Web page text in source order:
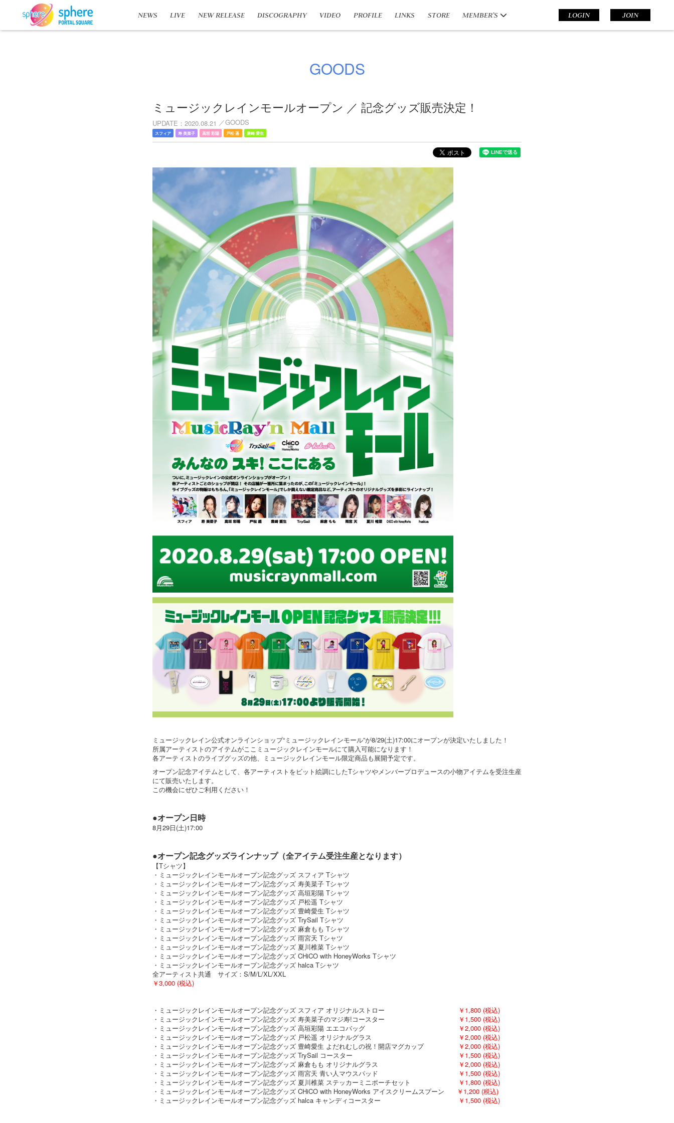
NEWS LIVE NEW RELEASE DISCOGRAPHY VIDEO PROFILE LINKS STORE MEMBER’S LOGIN JOIN
GOODS
ミュージックレインモールオープン ／ 記念グッズ販売決定！
UPDATE 2020.08.21 GOODS
スフィア 寿 美菜子 高垣 彩陽 戸松 遥 豊崎 愛生
ミュージックレイン公式オンラインショップ“ミュージックレインモール”が8/29(土)17:00にオープンが決定いたしました！
所属アーティストのアイテムがここミュージックレインモールにて購入可能になります！
各アーティストのライブグッズの他、ミュージックレインモール限定商品も展開予定です。
オープン記念アイテムとして、各アーティストをビット絵調にしたTシャツやメンバープロデュースの小物アイテムを受注生産
にて販売いたします。
この機会にぜひご利用ください！
●オープン日時
8月29日(土)17:00
●オープン記念グッズラインナップ（全アイテム受注生産となります）
【Tシャツ】
・ミュージックレインモールオープン記念グッズ スフィア Tシャツ
・ミュージックレインモールオープン記念グッズ 寿美菜子 Tシャツ
・ミュージックレインモールオープン記念グッズ 高垣彩陽 Tシャツ
・ミュージックレインモールオープン記念グッズ 戸松遥 Tシャツ
・ミュージックレインモールオープン記念グッズ 豊崎愛生 Tシャツ
・ミュージックレインモールオープン記念グッズ TrySail Tシャツ
・ミュージックレインモールオープン記念グッズ 麻倉もも Tシャツ
・ミュージックレインモールオープン記念グッズ 雨宮天 Tシャツ
・ミュージックレインモールオープン記念グッズ 夏川椎菜 Tシャツ
・ミュージックレインモールオープン記念グッズ CHiCO with HoneyWorks Tシャツ
・ミュージックレインモールオープン記念グッズ halca Tシャツ
全アーティスト共通 サイズ：S/M/L/XL/XXL
￥3,000 (税込)
・ミュージックレインモールオープン記念グッズ スフィア オリジナルストロー
￥1,800 (税込)
・ミュージックレインモールオープン記念グッズ 寿美菜子のマジ寿!コースター
￥1,500 (税込)
・ミュージックレインモールオープン記念グッズ 高垣彩陽 エエコバッグ
￥2,000 (税込)
・ミュージックレインモールオープン記念グッズ 戸松遥 オリジナルグラス
￥2,000 (税込)
・ミュージックレインモールオープン記念グッズ 豊崎愛生 よだれむしの祝！開店マグカップ
￥2,000 (税込)
・ミュージックレインモールオープン記念グッズ TrySail コースター
￥1,500 (税込)
・ミュージックレインモールオープン記念グッズ 麻倉もも オリジナルグラス
￥2,000 (税込)
・ミュージックレインモールオープン記念グッズ 雨宮天 青い人マウスパッド
￥1,500 (税込)
・ミュージックレインモールオープン記念グッズ 夏川椎菜 ステッカーミニポーチセット
￥1,800 (税込)
・ミュージックレインモールオープン記念グッズ CHiCO with HoneyWorks アイスクリームスプーン
￥1,200 (税込)
・ミュージックレインモールオープン記念グッズ halca キャンディコースター
￥1,500 (税込)